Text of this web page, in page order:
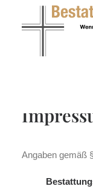
Angaben gemäß